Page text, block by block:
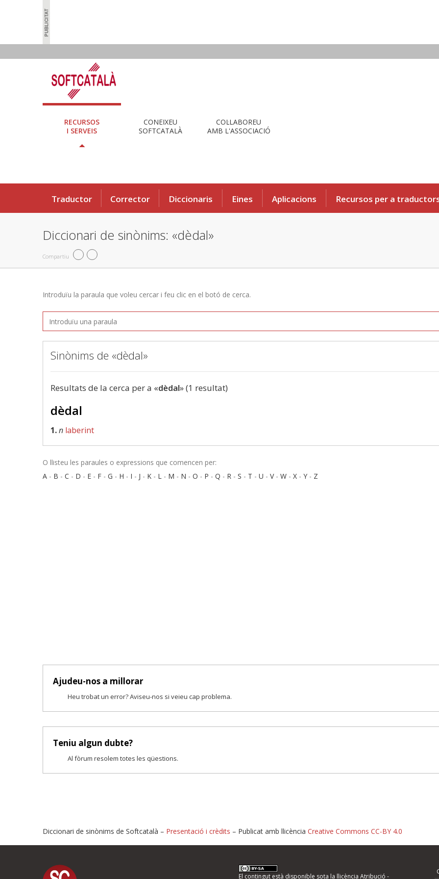
RECURSOS
I SERVEIS
CONEIXEU
SOFTCATALÀ
COL·LABOREU
AMB L'ASSOCIACIÓ
Traductor Corrector Diccionaris Eines Aplicacions Recursos per a
Diccionari de sinònims: «dèdal»
Compartiu
Introduïu la paraula que voleu cercar i feu clic en el botó de cerca.
Sinònims de «dèdal»
Resultats de la cerca per a «dèdal» (1 resultat)
dèdal
1.n laberint
O llisteu les paraules o expressions que comencen per:
A - B - C - D - E - F - G - H - I - J - K - L - M - N - O - P - Q - R - S - T - U - V- W - X - Y - Z
Ajudeu-nos a millorar
Heu trobat un error? Aviseu-nos si veieu cap problema.
Teniu algun dubte?
Al fòrum resolem totes les qüestions.
Proposeu-nos millores o informeu d'errors
Diccionari de sinònims de Softcatalà – Presentació i crèdits – Publicat amb llicència Creative Commons CC-BY 4.0
El contingut està disponible sota la llicència Atribució -